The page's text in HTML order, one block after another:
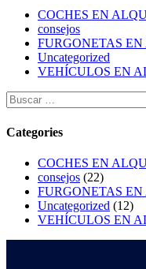
COCHES EN
consejos
FURGONETAS
Uncategorized
VEHÍCULOS EN
Categories
COCHES EN
consejos (22)
FURGONETAS
Uncategorized (12)
VEHÍCULOS EN